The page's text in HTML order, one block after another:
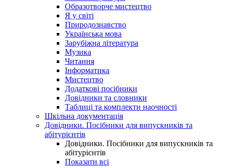
Образотворче мистецтво
Я у світі
Природознавство
Українська мова
Зарубіжна література
Музика
Читання
Інформатика
Мистецтво
Додаткові посібники
Довідники та словники
Таблиці та комплекти наочності
Шкільна документація
Довідники. Посібники для випускників та
абітурієнтів
Довідники. Посібники для випускників та
абітурієнтів
Показати всі